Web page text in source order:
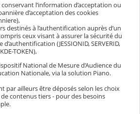
l’information d’acceptation ou
d’acceptation des cookies
destinés à l’authentification auprès d’un
ceux visant à assurer la sécurité du
d’authentification (JESSIONID, SERVERID,
TOKEN),
National de Mesure d’Audience du
Nationale, via la solution Piano.
par ailleurs être déposés selon les choix
contenus tiers - pour des besoins